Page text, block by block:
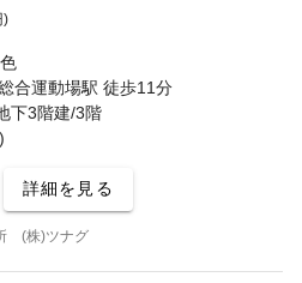
)
合運動場駅 徒歩11分
下3階建/3階
詳細を見る
(株)ツナグ